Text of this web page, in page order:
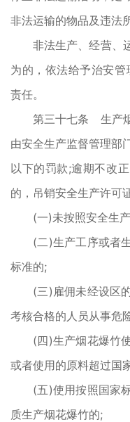
非法运输的物品及违法
非法生产、经营、
为的，依法给予治安
责任。
第三十七条 生产
由安全生产监督管理部
以下的罚款;逾期不改
的，吊销安全生产许可
(一)未按照安全生
(二)生产工序或者
标准的;
(三)雇佣未经设区
考核合格的人员从事危
(四)生产烟花爆竹
或者使用的原料超过国
(五)使用按照国家
质生产烟花爆竹的;